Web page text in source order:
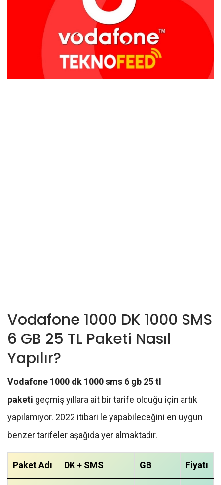
Vodafone 1000 DK 1000 SMS
6 GB 25 TL Paketi Nasıl
Yapılır?
Vodafone 1000 dk 1000 sms 6 gb 25 tl
paketi geçmiş yıllara ait bir tarife olduğu için artık
yapılamıyor. 2022 itibari le yapabileceğini en uygun
benzer tarifeler aşağıda yer almaktadır.
Paket Adı DK + SMS GB Fiyatı